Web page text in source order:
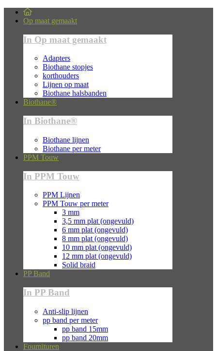
Op maat gemaakt
In Op maat gemaakt
Adapters
Biothane stopjes
korthouders
Lijnen op maat
Biothane halsbanden
Biothane®
In Biothane®
Biothane lijnen
Biothane per meter
PPM Touw
In PPM Touw
PPM Lijnen
PPM Touw per meter
3 mm
3,5 mm plat (ongevuld)
6 mm plat (ongevuld)
8 mm plat (ongevuld)
10 mm plat (ongevuld)
12 mm plat (ongevuld)
Solid braid
PP Band
In PP Band
Anti-slip lijnen
pp band per meter
pp band 15mm
pp band 20mm
Fournituren